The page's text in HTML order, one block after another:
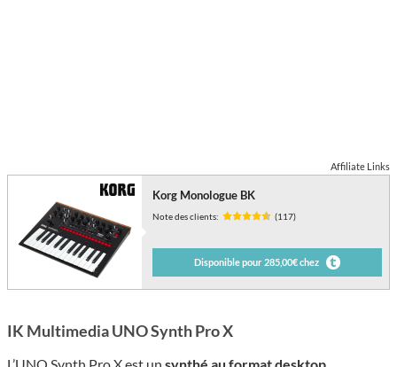
Affiliate Links
Korg Monologue BK
Note des clients: (117)
Disponible pour 285,00€ chez
IK Multimedia UNO Synth Pro X